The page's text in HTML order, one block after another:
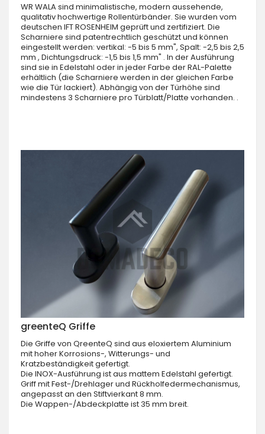
WR WALA sind minimalistische, modern aussehende,
qualitativ hochwertige Rollentürbänder. Sie wurden vom
deutschen IFT ROSENHEIM geprüft und zertifiziert. Die
Scharniere sind patentrechtlich geschützt und können
eingestellt werden: vertikal: -5 bis 5 mm", Spalt: -2,5 bis 2,5
mm , Dichtungsdruck: -1,5 bis 1,5 mm" . In der Ausführung
sind sie in Edelstahl oder in jeder Farbe der RAL-Palette
erhältlich (die Scharniere werden in der gleichen Farbe
wie die Tür lackiert). Abhängig von der Türhöhe sind
mindestens 3 Scharniere pro Türblatt/Platte vorhanden. .
greenteQ Griffe
Die Griffe von QreenteQ sind aus eloxiertem Aluminium
mit hoher Korrosions-, Witterungs- und
Kratzbeständigkeit gefertigt.
Die INOX-Ausführung ist aus mattem Edelstahl gefertigt.
Griff mit Fest-/Drehlager und Rückholfedermechanismus,
angepasst an den Stiftvierkant 8 mm.
Die Wappen-/Abdeckplatte ist 35 mm breit.